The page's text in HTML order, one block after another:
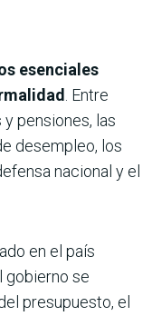
esenciales
. Entre
pensiones, las
desempleo, los
nacional y el
en el país
gobierno se
presupuesto, el